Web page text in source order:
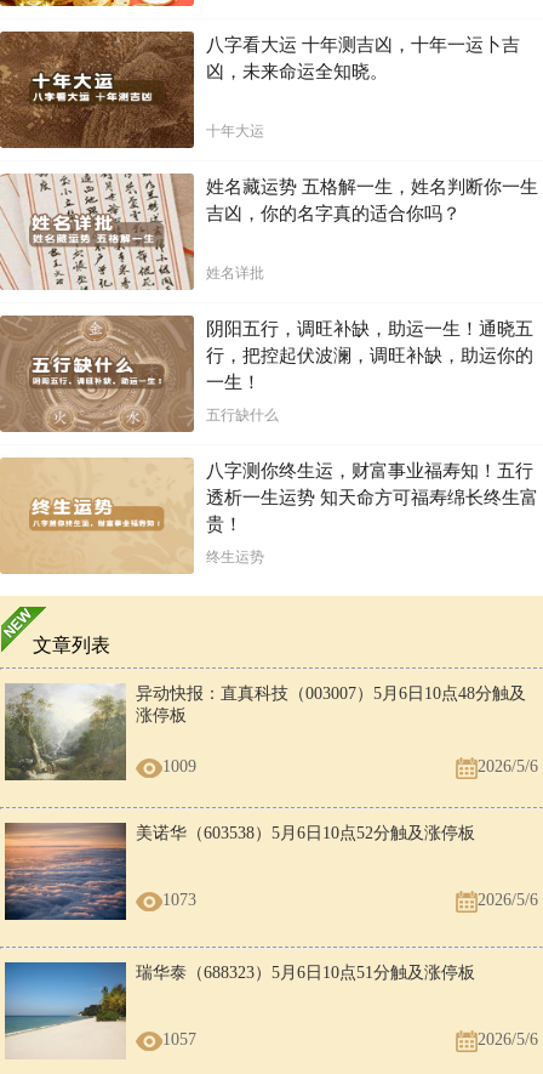
八字看大运 十年测吉凶，十年一运卜吉
凶，未来命运全知晓。
十年大运
姓名藏运势 五格解一生，姓名判断你一生
吉凶，你的名字真的适合你吗？
姓名详批
阴阳五行，调旺补缺，助运一生！通晓五
行，把控起伏波澜，调旺补缺，助运你的
一生！
五行缺什么
八字测你终生运，财富事业福寿知！五行
透析一生运势 知天命方可福寿绵长终生富
贵！
终生运势
文章列表
异动快报：直真科技（003007）5月6日10点48分触及
涨停板
1009 2026/5/6
美诺华（603538）5月6日10点52分触及涨停板
1073 2026/5/6
瑞华泰（688323）5月6日10点51分触及涨停板
1057 2026/5/6